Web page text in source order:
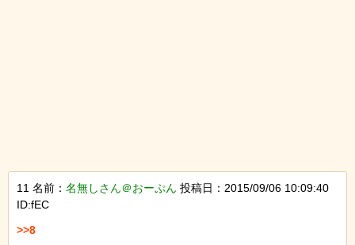
11 名前： 名無しさん＠おーぷん 投稿日：2015/09/06 10:09:40
ID:fEC
>>8